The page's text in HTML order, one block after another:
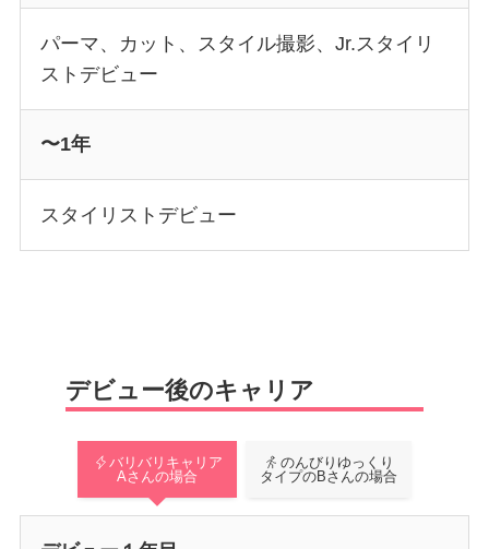
パーマ、カット、スタイル撮影、Jr.スタイリ
ストデビュー
〜1年
スタイリストデビュー
デビュー後のキャリア
バリバリキャリア
Aさんの場合
のんびりゆっくり
タイプのBさんの場合